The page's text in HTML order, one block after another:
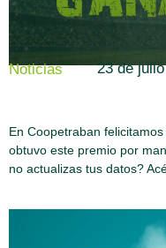
Noticias
En Coopetraban
obtuvo este premio por
no actualizas tus datos?
23 de